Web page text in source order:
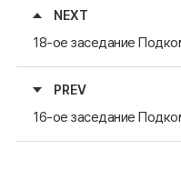
NEXT
PREV